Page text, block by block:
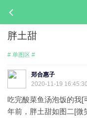
胖土甜
# 单图区 #
郑合惠子
2020-11-19 16:45:30
吃完酸菜鱼汤泡饭的我[
年前，胖土甜如图二[微